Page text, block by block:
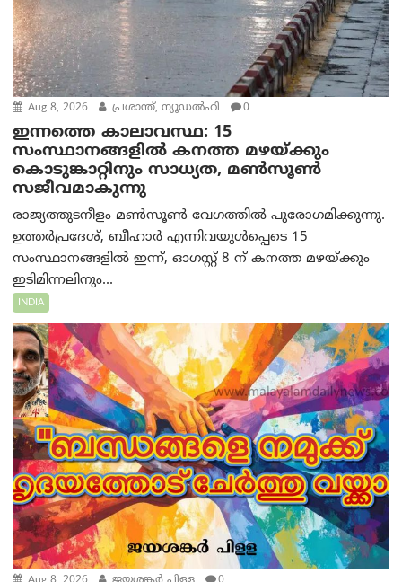
Aug 8, 2026 പ്രശാന്ത്, ന്യൂഡല്‍ഹി 0
ഇന്നത്തെ കാലാവസ്ഥ: 15
സംസ്ഥാനങ്ങളിൽ കനത്ത മഴയ്ക്കും
കൊടുങ്കാറ്റിനും സാധ്യത, മൺസൂൺ
സജീവമാകുന്നു
രാജ്യത്തുടനീളം മൺസൂൺ വേഗത്തിൽ പുരോഗമിക്കുന്നു.
ഉത്തർപ്രദേശ്, ബീഹാർ എന്നിവയുൾപ്പെടെ 15
സംസ്ഥാനങ്ങളിൽ ഇന്ന്, ഓഗസ്റ്റ് 8 ന് കനത്ത മഴയ്ക്കും
ഇടിമിന്നലിനും...
INDIA